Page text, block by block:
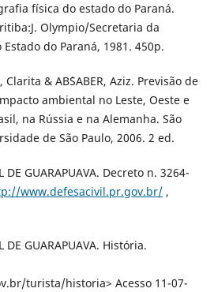
física do estado do Paraná.
Olympio/Secretaria da
do Paraná, 1981. 450p.
Clarita & AB`SABER, Aziz. Previsão de
ambiental no Leste, Oeste e
na Rússia e na Alemanha. São
de São Paulo, 2006. 2 ed.
DE GUARAPUAVA. Decreto n. 3264-
www.defesacivil.pr.gov.br/,
DE GUARAPUAVA. História.
turista/historia> Acesso 11-07-